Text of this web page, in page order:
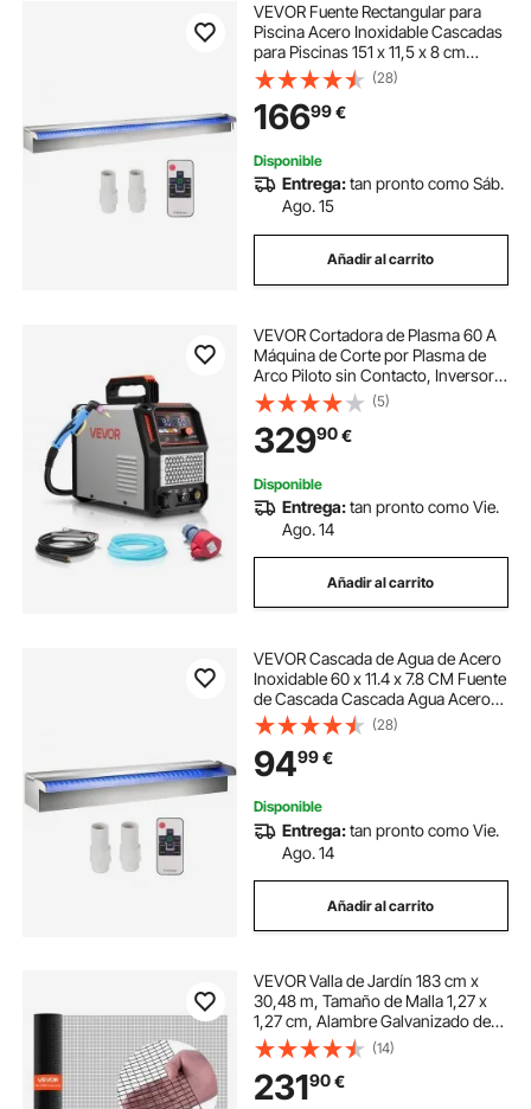
VEVOR Fuente Rectangular para
Piscina Acero Inoxidable Cascadas
para Piscinas 151 x 11,5 x 8 cm
Fuente de Piscina Exterior Flujo de
Agua con Tira LED de Colores
Cascada de Jardín Patio Estanque
(28)
16699€
Disponible
Entrega:tan pronto como Sáb.
Ago. 15
Añadir al carrito
VEVOR Cortadora de Plasma 60 A
Máquina de Corte por Plasma de
Arco Piloto sin Contacto, Inversor
IGBT con Pantalla Digital, Función
2T/4T y Tiempo PA/PT, Fuente de
Alimentación Trifásica de 400 V
(5)
32990€
Disponible
Entrega:tan pronto como Vie.
Ago. 14
Añadir al carrito
VEVOR Cascada de Agua de Acero
Inoxidable 60 x 11.4 x 7.8 CM Fuente
de Cascada Cascada Agua Acero
Inoxidable Fuente Rectangular para
Piscina con LED
(28)
9499€
Disponible
Entrega:tan pronto como Vie.
Ago. 14
Añadir al carrito
VEVOR Valla de Jardín 183 cm x
30,48 m, Tamaño de Malla 1,27 x
1,27 cm, Alambre Galvanizado de
1,06 mm de Diámetro, Recubierta
de Vinilo, para Plantas de Jardín,
Conejos y Aves de Corral, Negro
(14)
23190€